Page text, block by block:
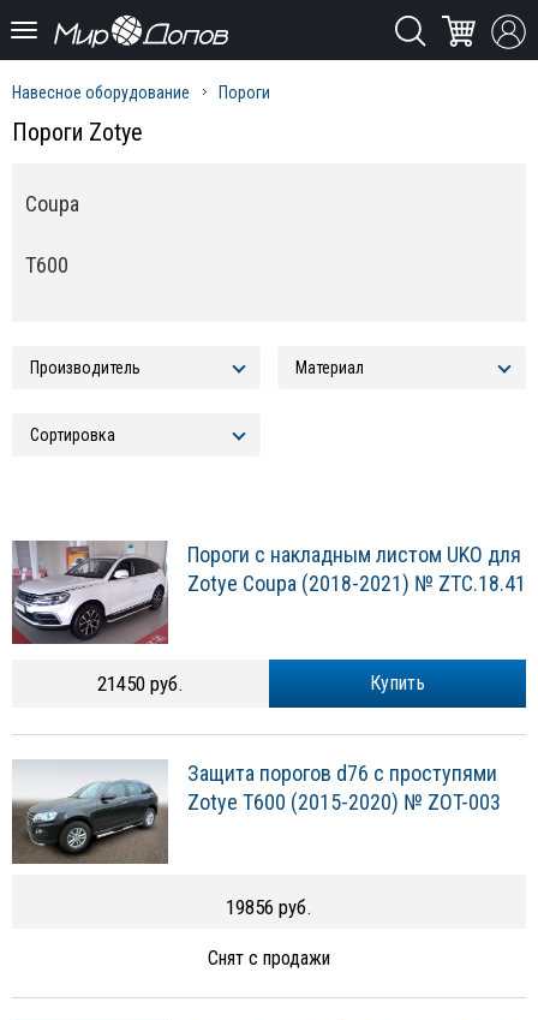
Навесное оборудование Пороги
Пороги Zotye
Coupa
T600
Пороги с накладным листом UKO для
Zotye Coupa (2018-2021) № ZTC.18.41
Купить
21450 руб.
Защита порогов d76 с проступями
Zotye T600 (2015-2020) № ZOT-003
19856 руб.
Снят с продажи